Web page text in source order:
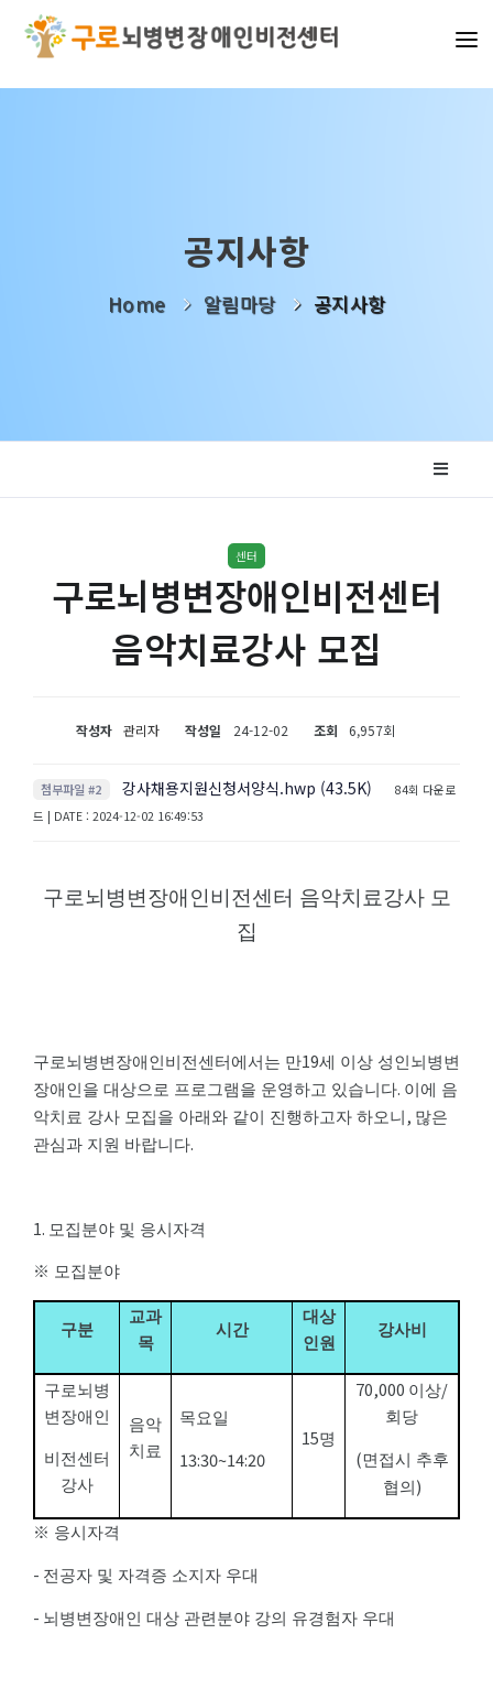
기관소개
공지사항
Home 알림마당 공지사항
센터
구로뇌병변장애인비전센터
음악치료강사 모집
작성자 관리자 작성일 24-12-02 조회 6,957회
첨부파일 #2 강사채용지원신청서양식.hwp (43.5K)
84회 다운로
드 | DATE : 2024-12-02 16:49:53
구로뇌병변장애인비전센터 음악치료강사 모
집
구로뇌병변장애인비전센터에서는 만19세 이상 성인뇌병변
장애인을 대상으로 프로그램을 운영하고 있습니다. 이에 음
악치료 강사 모집을 아래와 같이 진행하고자 하오니 , 많은
관심과 지원 바랍니다.
1. 모집분야 및 응시자격
※ 모집분야
구분
교과
목
시간
대상
인원
강사비
구로뇌병
변장애인
비전센터
강사
음악
치료
목요일
13:30~14:20
15명
70,000 이상/
회당
(면접시 추후
협의 )
※ 응시자격
- 전공자 및 자격증 소지자 우대
- 뇌병변장애인 대상 관련분야 강의 유경험자 우대